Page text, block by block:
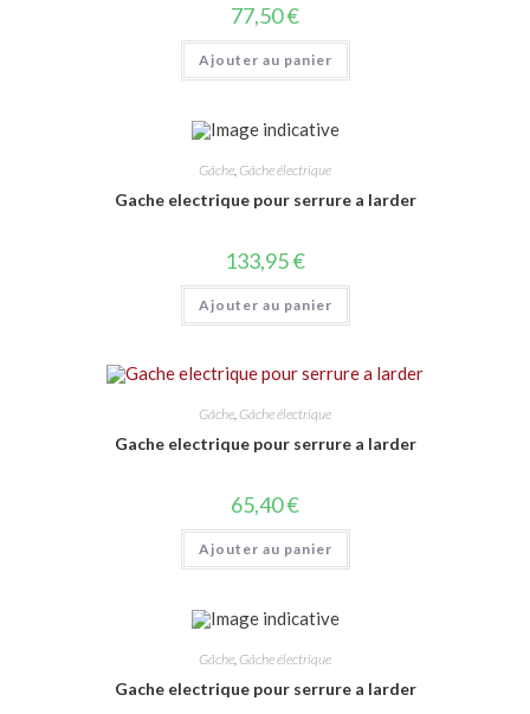
77,50€
Ajouter au panier
Gâche Gâche électrique
Gache electrique pour serrure a larder
133,95€
Ajouter au panier
Gâche, Gâche électrique
Gache electrique pour serrure a larder
65,40€
Ajouter au panier
Gâche Gâche électrique
Gache electrique pour serrure a larder